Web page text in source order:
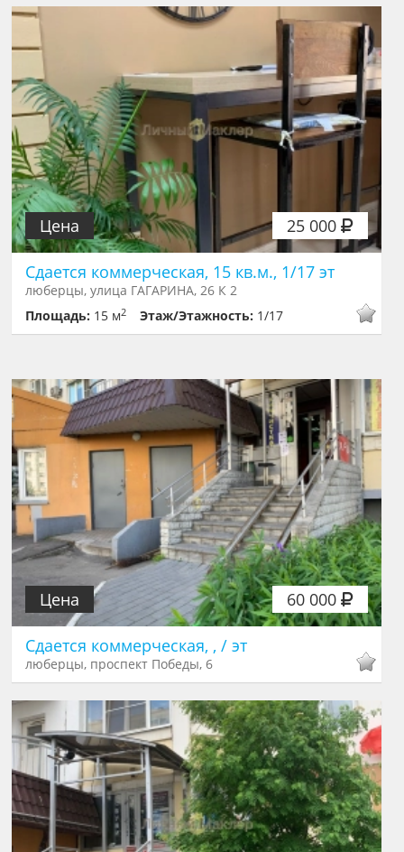
25 000
Цена
Сдается коммерческая, 15 кв.м., 1/17 эт
люберцы, улица ГАГАРИНА, 26 К 2
Площадь: 15 м2 Этаж/Этажность: 1/17
60 000
Цена
Сдается коммерческая, , / эт
люберцы, проспект Победы, 6